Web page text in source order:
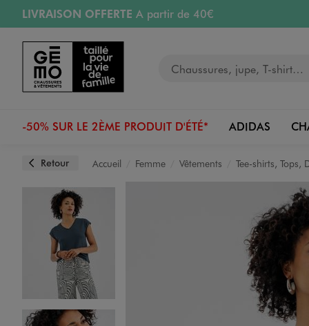
Aller au contenu principal
Aller à la navigation
LIVRAISON OFFERTE A partir de 40€
RETRAIT ET LIVRAISON OFFERTE
RÉSERVATION GRATUITE
4h en magasin
Retours OFFERTSpendant 30 jours
-50% SUR LE 2ÈME PRODUIT D'ÉTÉ* ADIDAS
Retour Accueil Femme Vêtements Tee-shirts, Tops,
Image 1 sur 3